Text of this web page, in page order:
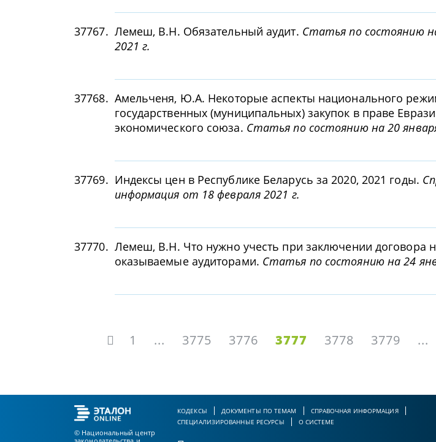
37767. Лемеш, В.Н. Обязательный аудит. Статья по состоянию
2021 г.
37768. Амельченя, Ю.А. Некоторые аспекты национального
государственных (муниципальных) закупок в праве
экономического союза. Статья по состоянию на 20
37769. Индексы цен в Республике Беларусь за 2020, 2021 годы.
информация от 18 февраля 2021 г.
37770. Лемеш, В.Н. Что нужно учесть при заключении договора
оказываемые аудиторами. Статья по состоянию на 24
1 ... 3775 3776 3777 3778 3779 ...
© Национальный центр
КОДЕКСЫ ДОКУМЕНТЫ ПО ТЕМАМ
СПРАВОЧНАЯ ИНФОРМАЦИЯ
СПЕЦИАЛИЗИРОВАННЫЕ РЕСУРСЫ
О СИСТЕМЕ